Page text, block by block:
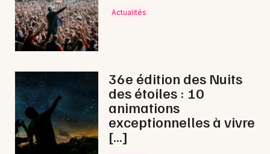
Nouvel An en Lot-et-Garonne
Nouvel An en Aquitaine
Nouvel An en Nouvelle-Aquitaine
Newsletter des sorties
Actualités
36e édition des Nuits
des étoiles : 10
animations
exceptionnelles à vivre
[…]